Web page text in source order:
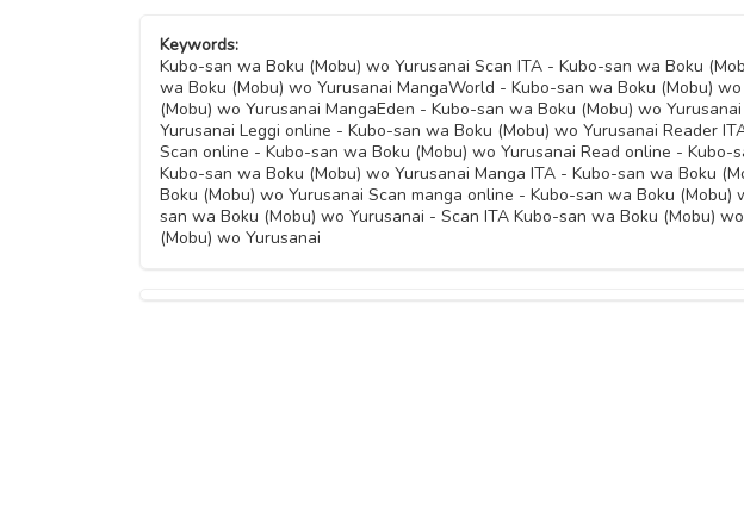
Keywords:
Kubo-san wa Boku (Mobu) wo Yurusanai Scan ITA - Kubo-san wa Boku
wa Boku (Mobu) wo Yurusanai MangaWorld - Kubo-san wa Boku (Mobu)
(Mobu) wo Yurusanai MangaEden - Kubo-san wa Boku (Mobu) wo
Yurusanai Leggi online - Kubo-san wa Boku (Mobu) wo Yurusanai Reader
Scan online - Kubo-san wa Boku (Mobu) wo Yurusanai Read online -
Kubo-san wa Boku (Mobu) wo Yurusanai Manga ITA - Kubo-san wa Boku
Boku (Mobu) wo Yurusanai Scan manga online - Kubo-san wa Boku
san wa Boku (Mobu) wo Yurusanai - Scan ITA Kubo-san wa Boku (Mobu)
(Mobu) wo Yurusanai